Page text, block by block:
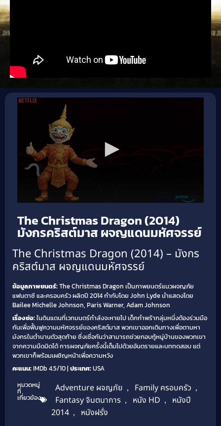
The Christmas Dragon (2014)
มังกรคริสต์มาส ผจญแดนมหัศจรรย์
The Christmas Dragon (2014) – มังกร
คริสต์มาส ผจญแดนมหัศจรรย์
ข้อมูลภาพยนตร์:The Christmas Dragon เป็นภาพยนตร์แนวผจญภัย
แฟนตาซี และครอบครัว ผลิตปี 2014 กำกับโดย John Lyde นำแสดงโดย
Bailee Michelle Johnson, Paris Warner, Adam Johnson
เรื่องย่อ:ในดินแดนที่เวทมนตร์กำลังจะหายไป เด็กกำพร้ากลุ่มหนึ่งต้องร่วมมือ
กันเพื่อฟื้นฟูความมหัศจรรย์ของคริสต์มาส พวกเขาออกเดินทางเพื่อตามหา
มังกรในตำนานตัวสุดท้าย ซึ่งเชื่อกันว่าสามารถช่วยกอบกู้หมู่บ้านของพวกเขา
จากความมืดมิดได้ การผจญภัยครั้งนี้เต็มไปด้วยอันตรายและบททดสอบ แต่
พวกเขาก็พร้อมเผชิญหน้าเพื่อความหวัง
คะแนน:IMDb 4.5/10 | ประเทศ:USA
หมวดหมู่
ที่
เกี่ยวข้อง
Adventure ผจญภัย , Family ครอบครัว ,
Fantasy จินตนาการ , หนัง HD ,
หนังปี
2014 , หนังฝรั่ง